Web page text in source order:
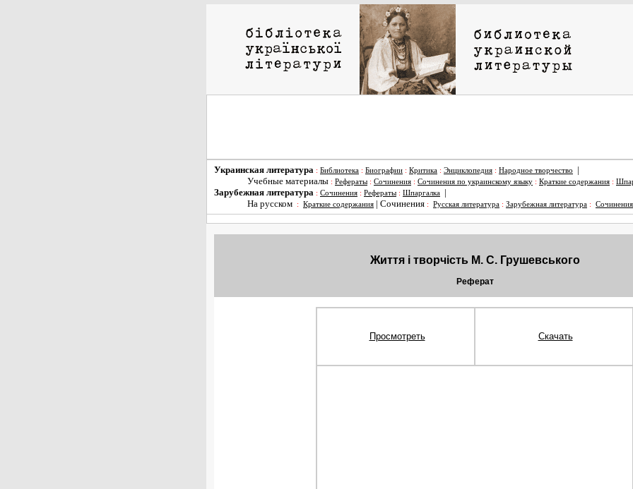
Украинская литература : Библиотека : Биографии : Критика : Энциклопедия : Народное творчество
|
Учебные материалы : Рефераты : Сочинения : Сочинения по украинскому языку : Краткие содержания :
Зарубежная литература : Сочинения : Рефераты : Шпаргалка
|
На русском
: Краткие содержания | Сочинения : Русская литература : Зарубежная литература :
Життя і творчість М. С. Грушевського
Реферат
Просмотреть Скачать